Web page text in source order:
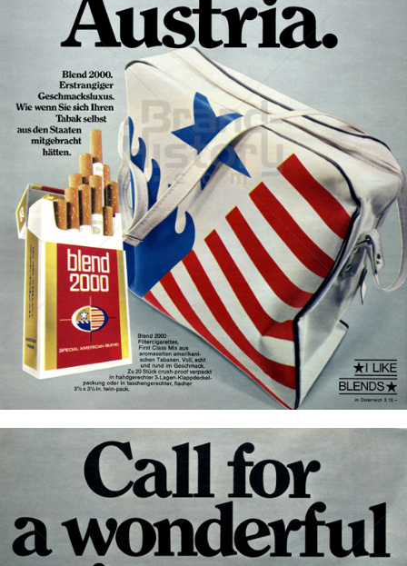
Austria Tabak AG - blend 2000
Austria Tabak AG & Co KG
1970
Bild-ID: 41562